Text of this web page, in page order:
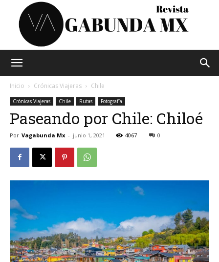
Mx
Inicio Crónicas Viajeras Chile
Crónicas Viajeras Chile Rutas Fotografía
Paseando por Chile: Chiloé
Por Vagabunda Mx - junio 1, 2021 4067 0